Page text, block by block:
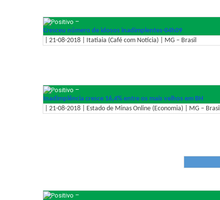
–
Cresceu número de idosos inadimplentes-04h09
| 21-08-2018 | Itatiaia (Café com Notícia) | MG – Brasil
–
Inadimplência cresce 16,4% entre os mais velhos em BH
| 21-08-2018 | Estado de Minas Online (Economia) | MG – Brasil
–